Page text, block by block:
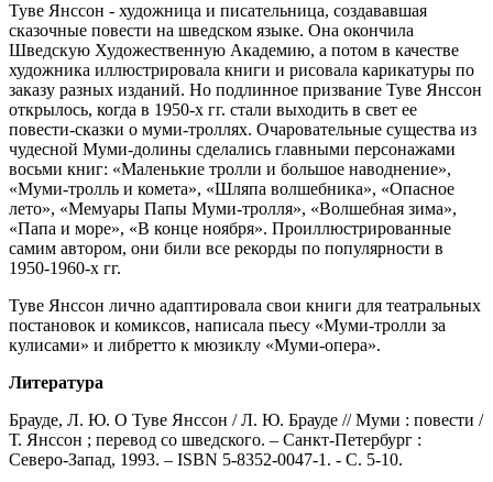
Туве Янссон - художница и писательница, создававшая
сказочные повести на шведском языке. Она окончила
Шведскую Художественную Академию, а потом в качестве
художника иллюстрировала книги и рисовала карикатуры по
заказу разных изданий. Но подлинное призвание Туве Янссон
открылось, когда в 1950-х гг. стали выходить в свет ее
повести-сказки о муми-троллях. Очаровательные существа из
чудесной Муми-долины сделались главными персонажами
восьми книг: «Маленькие тролли и большое наводнение»,
«Муми-тролль и комета», «Шляпа волшебника», «Опасное
лето», «Мемуары Папы Муми-тролля», «Волшебная зима»,
«Папа и море», «В конце ноября». Проиллюстрированные
самим автором, они били все рекорды по популярности в
1950-1960-х гг.
Туве Янссон лично адаптировала свои книги для театральных
постановок и комиксов, написала пьесу «Муми-тролли за
кулисами» и либретто к мюзиклу «Муми-опера».
Литература
Брауде, Л. Ю. О Туве Янссон / Л. Ю. Брауде // Муми : повести /
Т. Янссон ; перевод со шведского. – Санкт-Петербург :
Северо-Запад, 1993. – ISBN 5-8352-0047-1. - С. 5-10.